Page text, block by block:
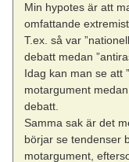
Min hypotes är att
omfattande
T.ex. så var
debatt medan
Idag kan man se att
motargument
debatt.
Samma sak är det
börjar se tendenser
motargument,